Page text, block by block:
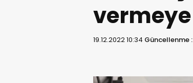
19.12.2022 10:34 Güncellenme :